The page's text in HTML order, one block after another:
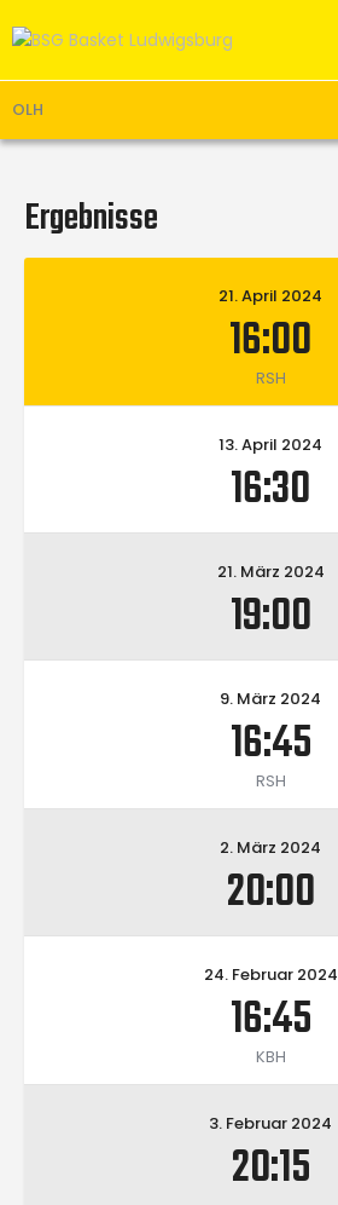
OLH
Teams M
Unterstützen
Ergebnisse
21. April 2024
16:00
RSH
13. April 2024
16:30
21. März 2024
19:00
9. März 2024
16:45
RSH
2. März 2024
20:00
24. Februar 2024
16:45
KBH
3. Februar 2024
20:15